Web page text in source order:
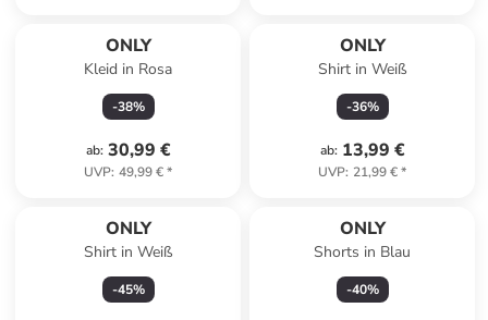
ONLY
Kleid in Rosa
-38%
ab: 30,99 €
UVP: 49,99 €*
ONLY
Shirt in Weiß
-36%
ab: 13,99 €
UVP: 21,99 €*
ONLY
Shirt in Weiß
-45%
ONLY
Shorts in Blau
-40%